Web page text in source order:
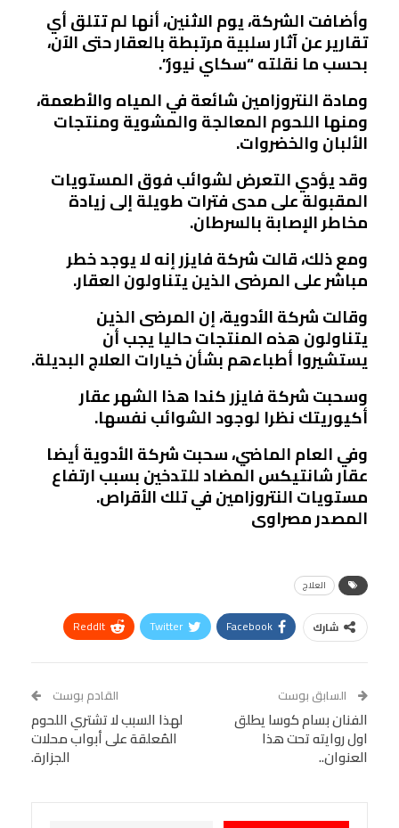
وأضافت الشركة، يوم الاثنين، أنها لم تتلق أي
تقارير عن آثار سلبية مرتبطة بالعقار حتى الآن،
بحسب ما نقلته “سكاي نيوز”.
ومادة النتروزامين شائعة في المياه والأطعمة،
ومنها اللحوم المعالجة والمشوية ومنتجات
الألبان والخضروات.
وقد يؤدي التعرض لشوائب فوق المستويات
المقبولة على مدى فترات طويلة إلى زيادة
مخاطر الإصابة بالسرطان.
ومع ذلك، قالت شركة فايزر إنه لا يوجد خطر
مباشر على المرضى الذين يتناولون العقار.
وقالت شركة الأدوية، إن المرضى الذين
يتناولون هذه المنتجات حاليا يجب أن
يستشيروا أطباءهم بشأن خيارات العلاج البديلة.
وسحبت شركة فايزر كندا هذا الشهر عقار
أكيوريتك نظرا لوجود الشوائب نفسها.
وفي العام الماضي، سحبت شركة الأدوية أيضا
عقار شانتيكس المضاد للتدخين بسبب ارتفاع
مستويات النتروزامين في تلك الأقراص.
المصدر مصراوى
العلاج
شارك Facebook
Twitter
ReddIt
البريد الإلكتروني
StumbleUpon
VK
Digg
LINE
BlackBerry
Viber
السابق بوست
الفنان بسام كوسا يطلق
اول روايته تحت هذا
العنوان..
القادم بوست
لهذا السبب لا تشتري اللحوم
المُعلقة على أبواب محلات
الجزارة.